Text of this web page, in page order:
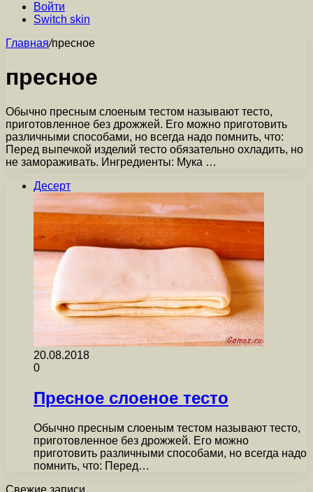
Войти
Switch skin
Главная/пресное
пресное
Обычно пресным слоеным тестом называют тесто,
приготовленное без дрожжей. Его можно приготовить
различными способами, но всегда надо помнить, что:
Перед выпечкой изделий тесто обязательно охладить, но
не замораживать. Ингредиенты: Мука …
Десерт
20.08.2018
0
Пресное слоеное тесто
Обычно пресным слоеным тестом называют тесто,
приготовленное без дрожжей. Его можно
приготовить различными способами, но всегда надо
помнить, что: Перед…
Свежие записи